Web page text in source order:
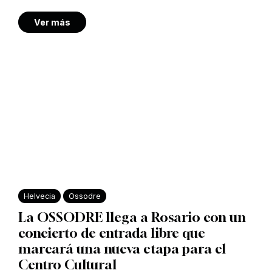
Ver más
Helvecia Ossodre
La OSSODRE llega a Rosario con un
concierto de entrada libre que
marcará una nueva etapa para el
Centro Cultural